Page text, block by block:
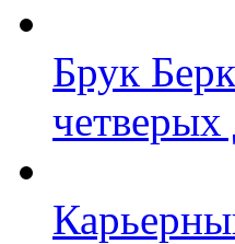
Брук
четверых